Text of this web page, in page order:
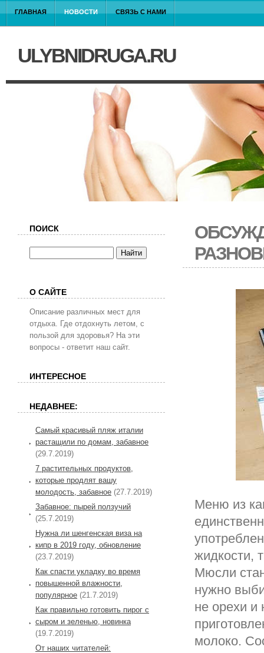
ГЛАВНАЯ НОВОСТИ СВЯЗЬ С НАМИ
ULYBNIDRUGA.RU
Меню из
жидкости,
Мюсли
нужно
не орехи и
молоко.
ПОИСК
О САЙТЕ
Описание различных мест для
отдыха. Где отдохнуть летом, с
пользой для здоровья? На эти
вопросы - ответит наш сайт.
ИНТЕРЕСНОЕ
НЕДАВНЕЕ:
Самый красивый пляж италии
растащили по домам, забавное
(29.7.2019)
7 растительных продуктов,
которые продлят вашу
молодость, забавное (27.7.2019)
Забавное: пырей ползучий
(25.7.2019)
Нужна ли шенгенская виза на
кипр в 2019 году, обновление
(23.7.2019)
Как спасти укладку во время
повышенной влажности,
популярное (21.7.2019)
Как правильно готовить пирог с
сыром и зеленью, новинка
(19.7.2019)
От наших читателей: